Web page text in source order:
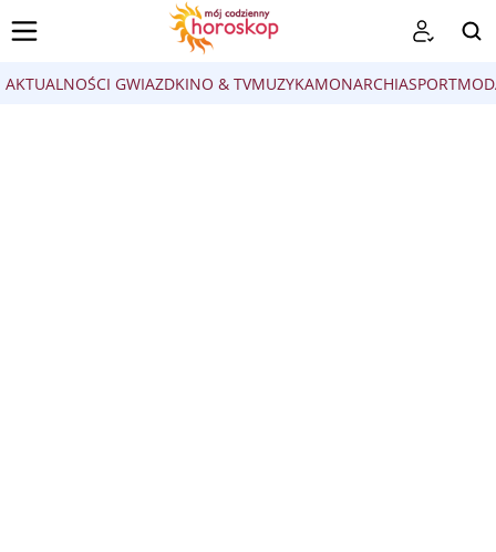
AKTUALNOŚCI GWIAZDKINO & TVMUZYKAMONARCHIASPORT